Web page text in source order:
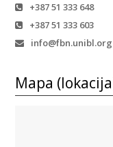
+387 51 333 648
+387 51 333 603
info@fbn.unibl.org
Mapa